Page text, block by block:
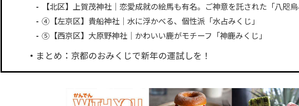
【北区】上賀茂神社｜恋愛成就の絵馬も有名。ご神意を託された「八咫
④【左京区】貴船神社｜水に浮かべる、個性派「水占みくじ」
⑤【西京区】大原野神社｜かわいい鹿がモチーフ「神鹿みくじ」
まとめ：京都のおみくじで新年の運試しを！